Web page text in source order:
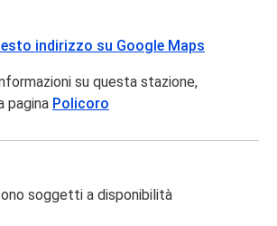
indirizzo su Google Maps
su questa stazione,
pagina Policoro
soggetti a disponibilità